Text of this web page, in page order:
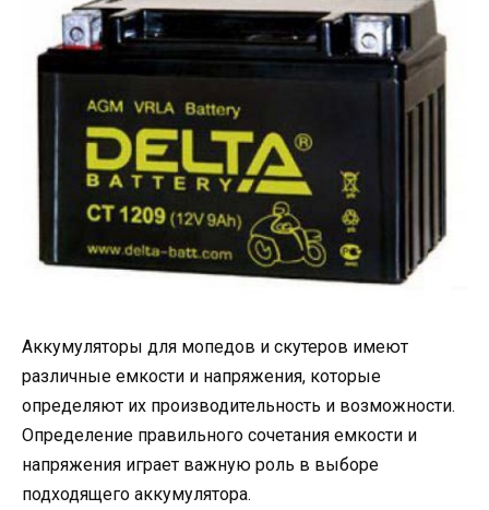
Аккумуляторы для мопедов и скутеров имеют
различные емкости и напряжения, которые
определяют их производительность и возможности.
Определение правильного сочетания емкости и
напряжения играет важную роль в выборе
подходящего аккумулятора.